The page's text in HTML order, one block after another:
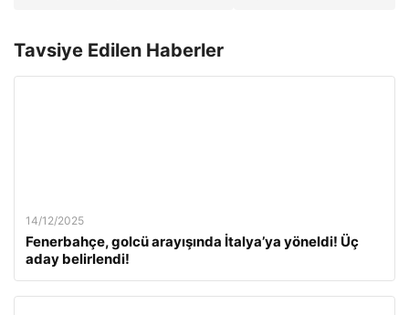
Tavsiye Edilen Haberler
14/12/2025
Fenerbahçe, golcü arayışında İtalya’ya yöneldi! Üç
aday belirlendi!